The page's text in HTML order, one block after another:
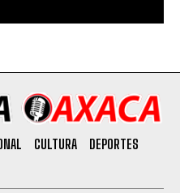
CULTURA
DEPORTES